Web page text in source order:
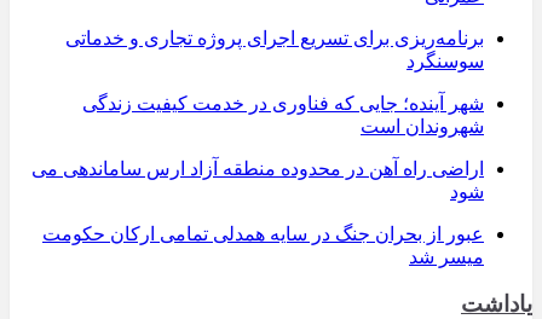
برنامه‌ریزی برای تسریع اجرای پروژه تجاری و خدماتی
سوسنگرد
شهر آینده؛ جایی که فناوری در خدمت کیفیت زندگی
شهروندان است
اراضی راه آهن در محدوده منطقه آزاد ارس ساماندهی می
شود
عبور از بحران جنگ در سایه همدلی تمامی ارکان حکومت
میسر شد
یاداشت